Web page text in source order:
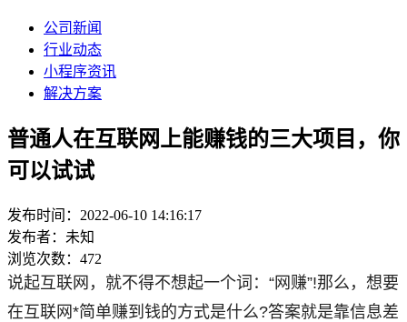
公司新闻
行业动态
小程序资讯
解决方案
普通人在互联网上能赚钱的三大项目，你
可以试试
发布时间：2022-06-10 14:16:17
发布者：未知
浏览次数：472
说起互联网，就不得不想起一个词：“网赚”!那么，想要
在互联网*简单赚到钱的方式是什么?答案就是靠信息差